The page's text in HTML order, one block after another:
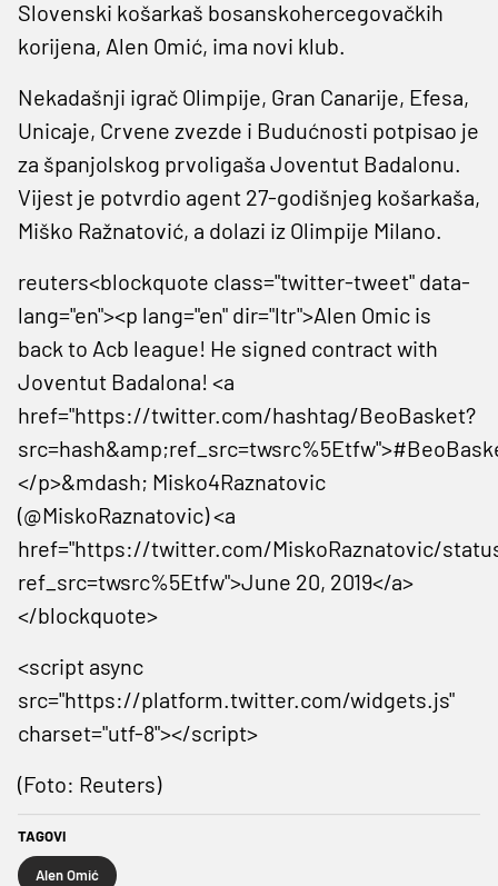
Slovenski košarkaš bosanskohercegovačkih
korijena, Alen Omić, ima novi klub.
Nekadašnji igrač Olimpije, Gran Canarije, Efesa,
Unicaje, Crvene zvezde i Budućnosti potpisao je
za španjolskog prvoligaša Joventut Badalonu.
Vijest je potvrdio agent 27-godišnjeg košarkaša,
Miško Ražnatović, a dolazi iz Olimpije Milano.
reuters<blockquote class="twitter-tweet" data-
lang="en"><p lang="en" dir="ltr">Alen Omic is
back to Acb league! He signed contract with
Joventut Badalona! <a
href="https://twitter.com/hashtag/BeoBasket?
</p>&mdash; Misko4Raznatovic
(@MiskoRaznatovic) <a
href="https://twitter.com/MiskoRaznatovic/status/
ref_src=twsrc%5Etfw">June 20, 2019</a>
</blockquote>
<script async
src="https://platform.twitter.com/widgets.js"
charset="utf-8"></script>
(Foto: Reuters)
TAGOVI
Alen Omić